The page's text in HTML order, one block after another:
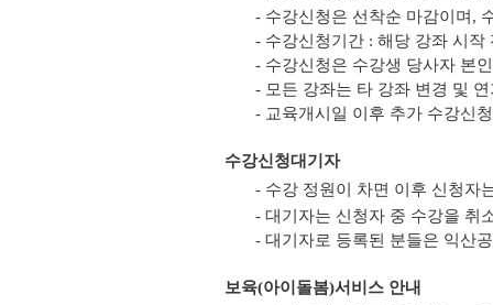
- 수강신청은 선착순 마감이며,
- 수강신청기간 : 해당 강좌 시작
- 수강신청은 수강생 당사자 본
- 모든 강좌는 타 강좌 변경 및
- 교육개시일 이후 추가 수강신
수강신청대기자
- 수강 정원이 차면 이후 신청자
- 대기자는 신청자 중 수강을 취
- 대기자로 등록된 분들은 익산
보육(아이돌봄)서비스 안내